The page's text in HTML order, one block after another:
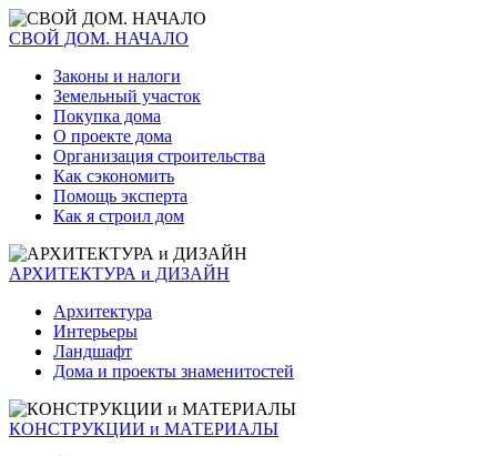
СВОЙ ДОМ. НАЧАЛО
Законы и налоги
Земельный участок
Покупка дома
О проекте дома
Организация строительства
Как сэкономить
Помощь эксперта
Как я строил дом
АРХИТЕКТУРА и ДИЗАЙН
Архитектура
Интерьеры
Ландшафт
Дома и проекты знаменитостей
КОНСТРУКЦИИ и МАТЕРИАЛЫ